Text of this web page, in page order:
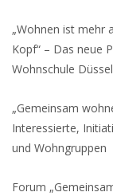
„Wohnen ist mehr
Kopf“ – Das neue
Wohnschule
„Gemeinsam
Interessierte,
und Wohngruppen
Forum